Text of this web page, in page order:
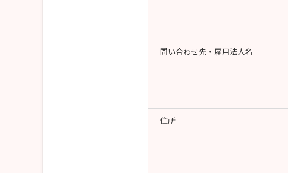
問い合わせ先・雇用法人名
住所